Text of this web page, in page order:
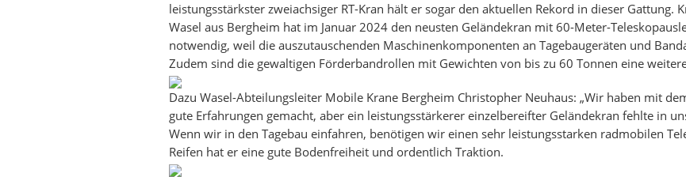
leistungsstärkster zweiachsiger RT-Kran hält er sogar den aktuellen Rekord in dieser Gattung.
Wasel aus Bergheim hat im Januar 2024 den neusten Geländekran mit 60-Meter-
notwendig, weil die auszutauschenden Maschinenkomponenten an Tagebaugeräten und
Zudem sind die gewaltigen Förderbandrollen mit Gewichten von bis zu 60 Tonnen eine
Dazu Wasel-Abteilungsleiter Mobile Krane Bergheim Christopher Neuhaus: „Wir haben mit
gute Erfahrungen gemacht, aber ein leistungsstärkerer einzelbereifter Geländekran fehlte in
Wenn wir in den Tagebau einfahren, benötigen wir einen sehr leistungsstarken radmobilen
Reifen hat er eine gute Bodenfreiheit und ordentlich Traktion.